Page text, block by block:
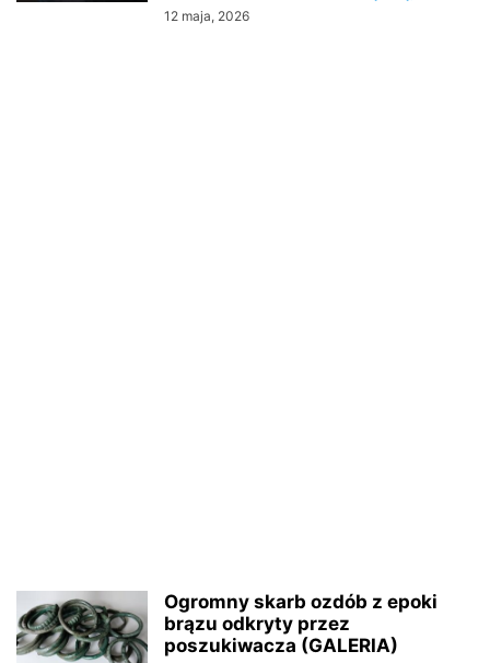
12 maja, 2026
Ogromny skarb ozdób z epoki
brązu odkryty przez
poszukiwacza (GALERIA)